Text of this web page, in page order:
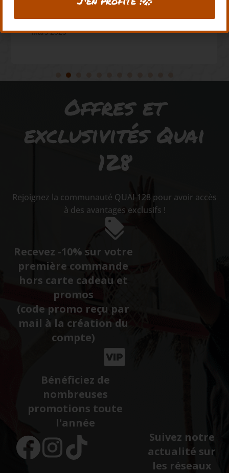
BENOIT RONDOT
Mars 2025
Offres et
exclusivités Quai
128
Rejoignez la communauté QUAI 128 pour avoir accès
à des avantages exclusifs !
Recevez -10% sur votre
première commande
hors carte cadeau et
promos
(code promo reçu par
mail à la création du
compte)
Bénéficiez de
nombreuses
promotions toute
l'année
Suivez notre
actualité sur
les réseaux